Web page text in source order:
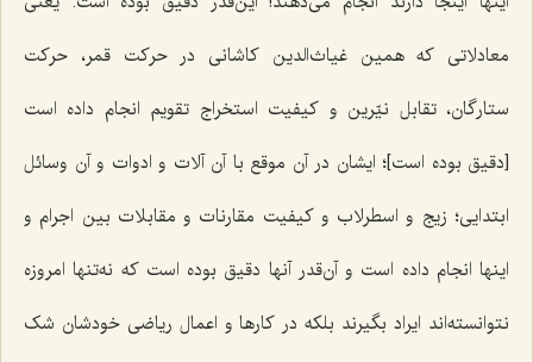
معادلاتی که همین غیاث‌الدین کاشانی در حرکت قمر، حرکت
ستارگان، تقابل نیّرین و کیفیت استخراج تقویم انجام داده است
[دقیق بوده است]؛ ایشان در آن موقع با آن آلات و ادوات و آن وسائل
ابتدایی؛ زیج و اسطرلاب و کیفیت مقارنات و مقابلات بین اجرام و
اینها انجام داده است و آن‌قدر آنها دقیق بوده است که نه‌تنها امروزه
نتوانسته‌اند ایراد بگیرند بلکه در کارها و اعمال ریاضی خودشان شک